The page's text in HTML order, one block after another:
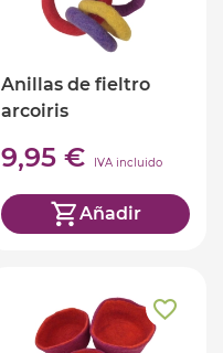
Anillas de fieltro
arcoiris
9,95 € IVA incluido
Añadir